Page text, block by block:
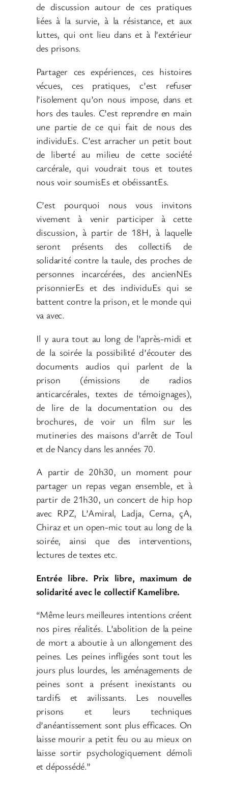
de discussion autour de ces pratiques
liées à la survie, à la résistance, et aux
luttes, qui ont lieu dans et à l’extérieur
des prisons.
Partager ces expériences, ces histoires
vécues, ces pratiques, c’est refuser
l’isolement qu’on nous impose, dans et
hors des taules. C’est reprendre en main
une partie de ce qui fait de nous des
individuEs. C’est arracher un petit bout
de liberté au milieu de cette société
carcérale, qui voudrait tous et toutes
nous voir soumisEs et obéissantEs.
C’est pourquoi nous vous invitons
vivement à venir participer à cette
discussion, à partir de 18H, à laquelle
seront présents des collectifs de
solidarité contre la taule, des proches de
personnes incarcérées, des ancienNEs
prisonnierEs et des individuEs qui se
battent contre la prison, et le monde qui
va avec.
Il y aura tout au long de l’après-midi et
de la soirée la possibilité d’écouter des
documents audios qui parlent de la
prison (émissions de radios
anticarcérales, textes de témoignages),
de lire de la documentation ou des
brochures, de voir un film sur les
mutineries des maisons d’arrêt de Toul
et de Nancy dans les années 70.
A partir de 20h30, un moment pour
partager un repas vegan ensemble, et à
partir de 21h30, un concert de hip hop
avec RPZ, L’Amiral, Ladja, Cerna, çA,
Chiraz et un open-mic tout au long de la
soirée, ainsi que des interventions,
lectures de textes etc.
Entrée libre. Prix libre, maximum de
solidarité avec le collectif Kamelibre.
“Même leurs meilleures intentions créent
nos pires réalités. L’abolition de la peine
de mort a aboutie à un allongement des
peines. Les peines infligées sont tout les
jours plus lourdes, les aménagements de
peines sont a présent inexistants ou
tardifs et avilissants. Les nouvelles
prisons et leurs techniques
d’anéantissement sont plus efficaces. On
laisse mourir a petit feu ou au mieux on
laisse sortir psychologiquement démoli
et dépossédé.”